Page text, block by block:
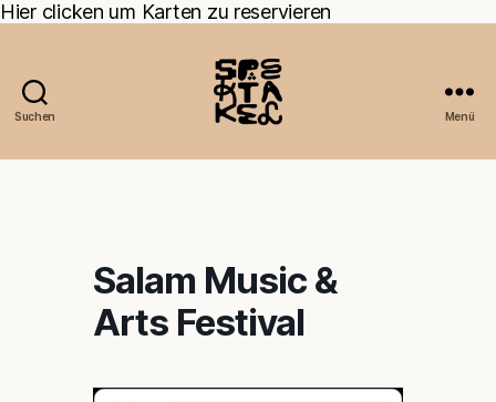
Hier clicken um Karten zu reservieren
Suchen Menü
Salam Music &
Arts Festival